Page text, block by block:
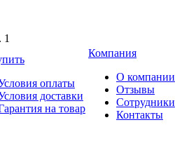
1
оплаты
доставки
на товар
Компания
О компании
Отзывы
Сотрудники
Контакты